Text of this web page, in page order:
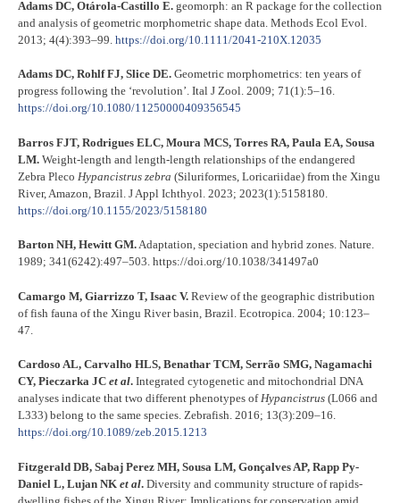
Adams DC, Otárola-Castillo E. geomorph: an R package for the collection
and analysis of geometric morphometric shape data. Methods Ecol Evol.
2013; 4(4):393–99. https://doi.org/10.1111/2041-210X.12035
Adams DC, Rohlf FJ, Slice DE. Geometric morphometrics: ten years of
progress following the ‘revolution’. Ital J Zool. 2009; 71(1):5–16.
https://doi.org/10.1080/11250000409356545
Barros FJT, Rodrigues ELC, Moura MCS, Torres RA, Paula EA, Sousa
LM. Weight-length and length-length relationships of the endangered
Zebra Pleco Hypancistrus zebra (Siluriformes, Loricariidae) from the Xingu
River, Amazon, Brazil. J Appl Ichthyol. 2023; 2023(1):5158180.
https://doi.org/10.1155/2023/5158180
Barton NH, Hewitt GM.Adaptation, speciation and hybrid zones. Nature.
1989; 341(6242):497–503. https://doi.org/10.1038/341497a0
Camargo M, Giarrizzo T, Isaac V. Review of the geographic distribution
of fish fauna of the Xingu River basin, Brazil. Ecotropica. 2004; 10:123–
47.
Cardoso AL, Carvalho HLS, Benathar TCM, Serrão SMG, Nagamachi
CY, Pieczarka JC et al. Integrated cytogenetic and mitochondrial DNA
analyses indicate that two different phenotypes ofHypancistrus (L066 and
L333) belong to the same species. Zebrafish. 2016; 13(3):209–16.
https://doi.org/10.1089/zeb.2015.1213
Fitzgerald DB, Sabaj Perez MH, Sousa LM, Gonçalves AP, Rapp Py-
Daniel L, Lujan NK et al. Diversity and community structure of rapids-